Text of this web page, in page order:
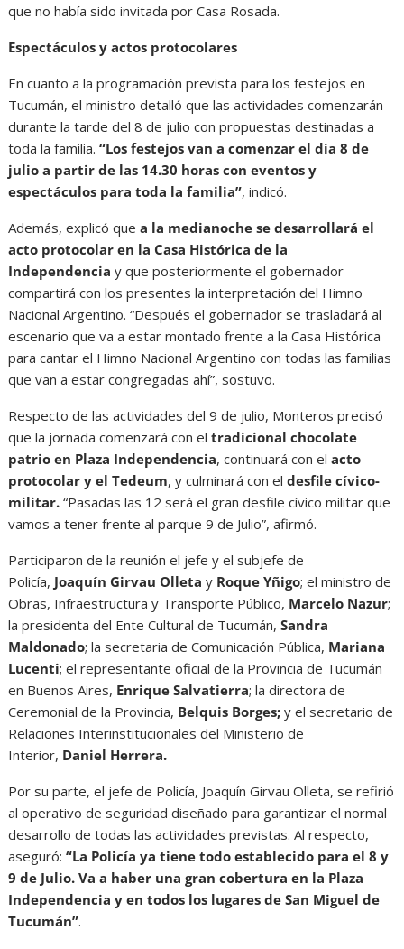
que no había sido invitada por Casa Rosada.
Espectáculos y actos protocolares
En cuanto a la programación prevista para los festejos en
Tucumán, el ministro detalló que las actividades comenzarán
durante la tarde del 8 de julio con propuestas destinadas a
toda la familia.“Los festejos van a comenzar el día 8 de
julio a partir de las 14.30 horas con eventos y
espectáculos para toda la familia”, indicó.
Además, explicó quea la medianoche se desarrollará el
acto protocolar en la Casa Histórica de la
Independencia y que posteriormente el gobernador
compartirá con los presentes la interpretación del Himno
Nacional Argentino. “Después el gobernador se trasladará al
escenario que va a estar montado frente a la Casa Histórica
para cantar el Himno Nacional Argentino con todas las familias
que van a estar congregadas ahí”, sostuvo.
Respecto de las actividades del 9 de julio, Monteros precisó
que la jornada comenzará con eltradicional chocolate
patrio en Plaza Independencia, continuará con elacto
protocolar y el Tedeum, y culminará con eldesfile cívico-
militar. “Pasadas las 12 será el gran desfile cívico militar que
vamos a tener frente al parque 9 de Julio”, afirmó.
Participaron de la reunión el jefe y el subjefe de
Policía, Joaquín Girvau Olleta y Roque Yñigo; el ministro de
Obras, Infraestructura y Transporte Público, Marcelo Nazur;
la presidenta del Ente Cultural de Tucumán,Sandra
Maldonado; la secretaria de Comunicación Pública, Mariana
Lucenti; el representante oficial de la Provincia de Tucumán
en Buenos Aires, Enrique Salvatierra; la directora de
Ceremonial de la Provincia, Belquis Borges; y el secretario de
Relaciones Interinstitucionales del Ministerio de
Interior, Daniel Herrera.
Por su parte, el jefe de Policía, Joaquín Girvau Olleta, se refirió
al operativo de seguridad diseñado para garantizar el normal
desarrollo de todas las actividades previstas. Al respecto,
aseguró: “La Policía ya tiene todo establecido para el 8 y
9 de Julio. Va a haber una gran cobertura en la Plaza
Independencia y en todos los lugares de San Miguel de
Tucumán”.